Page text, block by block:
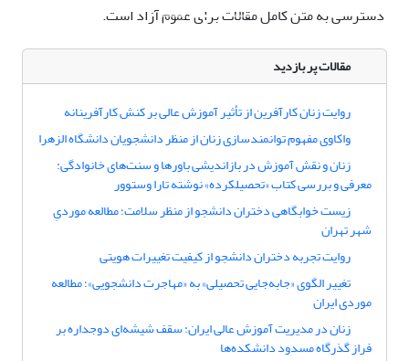
دسترسی به متن کامل مقالات برای عموم آزاد است.
مقالات پر بازدید
روایت زنان کارآفرین از تأثیر آموزش عالی بر کنش کارآفرینانه
واکاوی مفهوم توانمندسازی زنان از منظر دانشجویان دانشگاه الزهرا
زنان و نقش آموزش در بازاندیشی باورها و سنت‌های خانوادگی:
معرفی و بررسی کتاب «تحصیلکرده» نوشته تارا وستوور
زیست خوابگاهی دختران دانشجو از منظر سلامت؛ مطالعه موردیِ
شهر تهران
روایت تجربه دختران دانشجو از کیفیت تغییرات هویتی
تغییر الگوی «جابه‌جایی تحصیلی» به «مهاجرت دانشجویی»؛ مطالعه
موردی ایران
زنان در مدیریت آموزش عالی ایران: سقف شیشه‌ای دوجداره بر
فراز گذرگاه مسدود دانشکده‌‌ها